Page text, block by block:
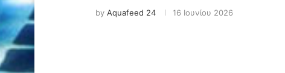
by Aquafeed 24 16 Ιουνίου 2026